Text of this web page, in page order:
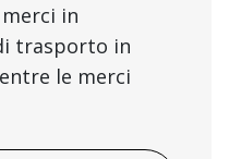
in
trasporto in
le merci